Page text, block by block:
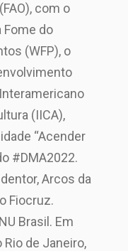
com o
Fome do
(WFP), o
(IICA),
“Acender
#DMA2022.
Arcos da
Fiocruz.
Brasil. Em
de Janeiro,